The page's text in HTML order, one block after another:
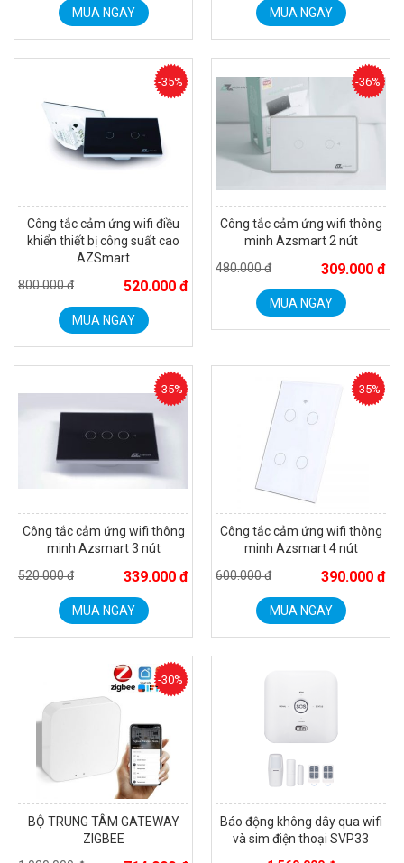
MUA NGAY MUA NGAY
Công tắc cảm ứng wifi điều
khiển thiết bị công suất cao
AZSmart
800.000 đ
520.000 đ
-35%
MUA NGAY
Công tắc cảm ứng wifi thông
minh Azsmart 2 nút
480.000 đ
309.000 đ
-36%
MUA NGAY
Công tắc cảm ứng wifi thông
minh Azsmart 3 nút
520.000 đ
339.000 đ
-35%
MUA NGAY
Công tắc cảm ứng wifi thông
minh Azsmart 4 nút
600.000 đ
390.000 đ
-35%
MUA NGAY
BỘ TRUNG TÂM GATEWAY
ZIGBEE
-30%
Báo động không dây qua wifi
và sim điện thoại SVP33
Camera Wifi thông minh EZVIZ H6c Pro 3M 2K Tặng thẻ 64G
560.000 đ
MUA NGAY
Camera WiFi quay quét thông minh 2MP EZVIZ H8C
MUA NGAY
Camera WiFi EZVIZ H8C 2K 4MP tích hợp Ai thông minh
MUA NGAY